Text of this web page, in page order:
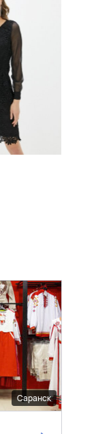
Саранск